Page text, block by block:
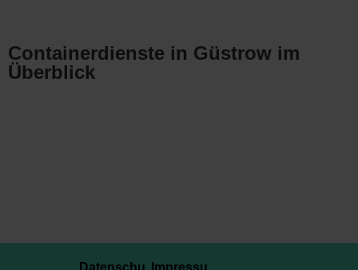
Containerdienste in Güstrow im
Überblick
Datenschu Impressu